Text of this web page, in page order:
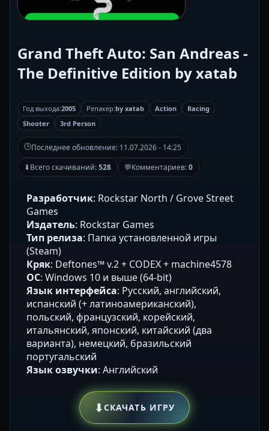
Grand Theft Auto: San Andreas -
The Definitive Edition by xatab
Год выхода:2005 Репакер:by xatab Action
Racing
Shooter
3rd Person
🕒Последнее обновление: 11.07.2026 - 14:25
⬇Всего скачиваний:528 💬Комментариев:0
Разработчик: Rockstar North / Grove Street
Games
Издатель: Rockstar Games
Тип релиза: Папка установленной игры
(Steam)
Кряк: Deftones™ v.2 + CODEX + machine4578
ОС: Windows 10 и выше (64-bit)
Язык интерфейса: Русский, английский,
испанский (+ латиноамериканский),
польский, французский, корейский,
итальянский, японский, китайский (два
варианта), немецкий, бразильский
португальский
Язык озвучки: Английский
⬇СКАЧАТЬ ИГРУ